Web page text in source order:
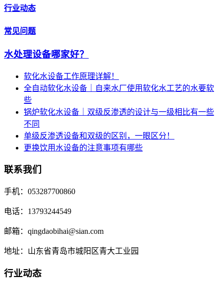
行业动态
常见问题
水处理设备哪家好？
软化水设备工作原理详解！
全自动软化水设备｜自来水厂使用软化水工艺的水要软
些
锅炉软化水设备｜双级反渗透的设计与一级相比有一些
不同
单级反渗透设备和双级的区别，一眼区分！
更换饮用水设备的注意事项有哪些
联系我们
手机：053287700860
电话：13793244549
邮箱：qingdaobihai@sian.com
地址：山东省青岛市城阳区青大工业园
行业动态